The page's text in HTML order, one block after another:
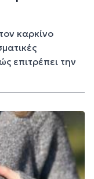
καρκίνο
επιτρέπει την